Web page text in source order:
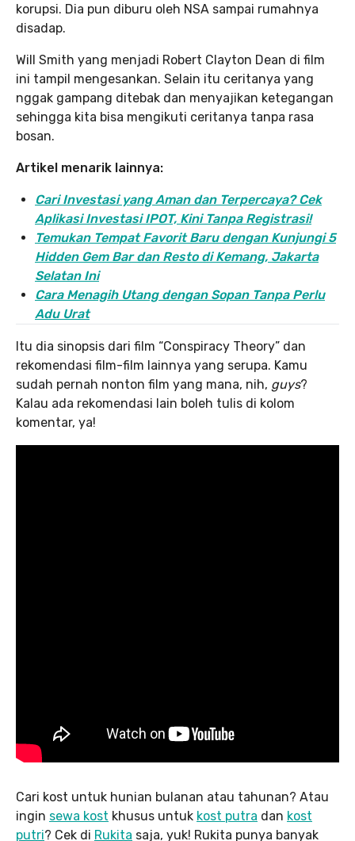
korupsi. Dia pun diburu oleh NSA sampai rumahnya
disadap.
Will Smith yang menjadi Robert Clayton Dean di film
ini tampil mengesankan. Selain itu ceritanya yang
nggak gampang ditebak dan menyajikan ketegangan
sehingga kita bisa mengikuti ceritanya tanpa rasa
bosan.
Artikel menarik lainnya:
Cari Investasi yang Aman dan Terpercaya? Cek
Aplikasi Investasi IPOT, Kini Tanpa Registrasi!
Temukan Tempat Favorit Baru dengan Kunjungi 5
Hidden Gem Bar dan Resto di Kemang, Jakarta
Selatan Ini
Cara Menagih Utang dengan Sopan Tanpa Perlu
Adu Urat
Itu dia sinopsis dari film “Conspiracy Theory” dan
rekomendasi film-film lainnya yang serupa. Kamu
sudah pernah nonton film yang mana, nih, guys?
Kalau ada rekomendasi lain boleh tulis di kolom
komentar, ya!
Cari kost untuk hunian bulanan atau tahunan? Atau
ingin sewa kost khusus untuk kost putra dan kost
putri? Cek di Rukita saja, yuk! Rukita punya banyak